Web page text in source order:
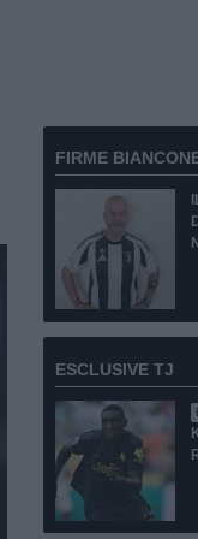
FIRME
ESCLUSIVE TJ